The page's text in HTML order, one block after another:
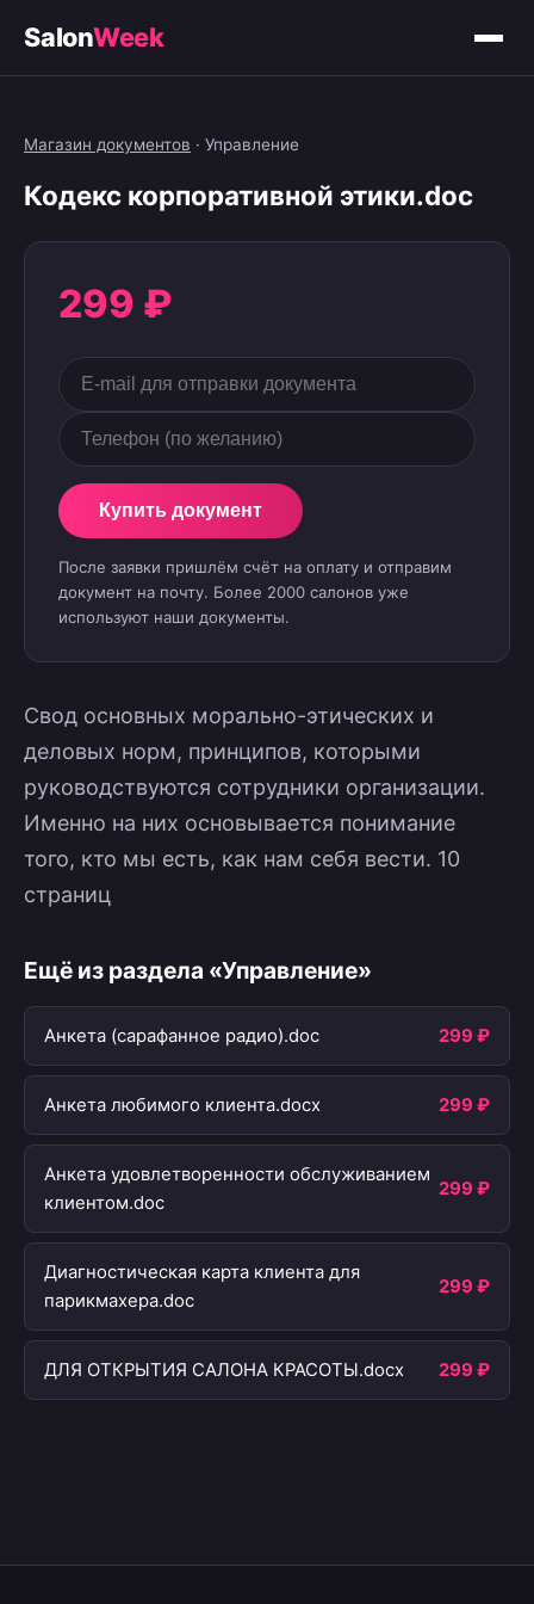
SalonWeek
Магазин документов · Управление
Кодекс корпоративной этики.doc
299 ₽
Купить документ
После заявки пришлём счёт на оплату и отправим
документ на почту. Более 2000 салонов уже
используют наши документы.
Свод основных морально-этических и
деловых норм, принципов, которыми
руководствуются сотрудники организации.
Именно на них основывается понимание
того, кто мы есть, как нам себя вести. 10
страниц
Ещё из раздела «Управление»
Анкета (сарафанное радио).doc 299 ₽
Анкета любимого клиента.docx 299 ₽
Анкета удовлетворенности обслуживанием
клиентом.doc
299 ₽
Диагностическая карта клиента для
парикмахера.doc
299 ₽
ДЛЯ ОТКРЫТИЯ САЛОНА КРАСОТЫ.docx 299 ₽